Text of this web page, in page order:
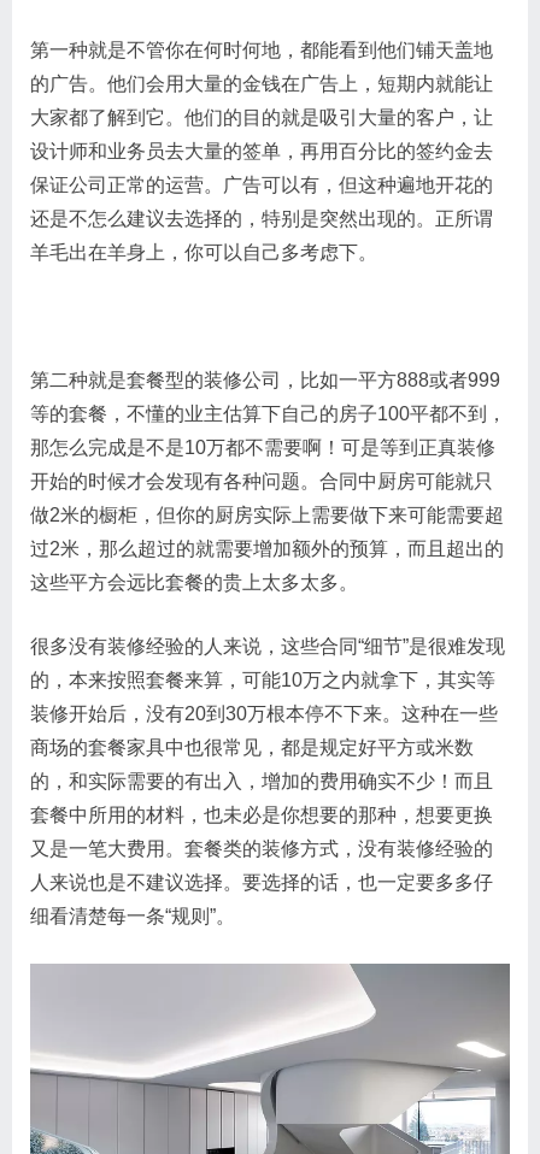
第一种就是不管你在何时何地，都能看到他们铺天盖地
的广告。他们会用大量的金钱在广告上，短期内就能让
大家都了解到它。他们的目的就是吸引大量的客户，让
设计师和业务员去大量的签单，再用百分比的签约金去
保证公司正常的运营。广告可以有，但这种遍地开花的
还是不怎么建议去选择的，特别是突然出现的。正所谓
羊毛出在羊身上，你可以自己多考虑下。
第二种就是套餐型的装修公司，比如一平方888或者999
等的套餐，不懂的业主估算下自己的房子100平都不到，
那怎么完成是不是10万都不需要啊！可是等到正真装修
开始的时候才会发现有各种问题。合同中厨房可能就只
做2米的橱柜，但你的厨房实际上需要做下来可能需要超
过2米，那么超过的就需要增加额外的预算，而且超出的
这些平方会远比套餐的贵上太多太多。
很多没有装修经验的人来说，这些合同“细节”是很难发现
的，本来按照套餐来算，可能10万之内就拿下，其实等
装修开始后，没有20到30万根本停不下来。这种在一些
商场的套餐家具中也很常见，都是规定好平方或米数
的，和实际需要的有出入，增加的费用确实不少！而且
套餐中所用的材料，也未必是你想要的那种，想要更换
又是一笔大费用。套餐类的装修方式，没有装修经验的
人来说也是不建议选择。要选择的话，也一定要多多仔
细看清楚每一条“规则”。